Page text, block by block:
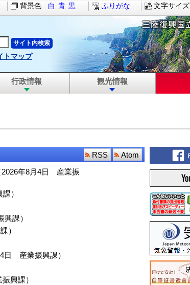
文字サイズ
背景色 白 青 黒 ふりがな
トマップ
行政情報 観光情報
RSS Atom
2026年8月4日
産業振
課）
興課）
）
日 産業振興課）
振興課）